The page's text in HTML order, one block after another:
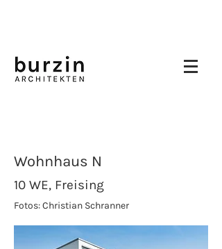
Wohnhaus N
10 WE, Freising
Fotos: Christian Schranner